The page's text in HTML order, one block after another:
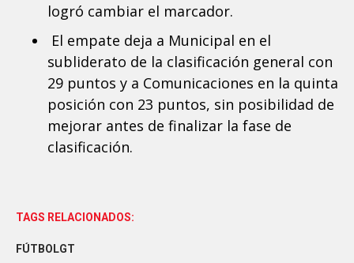
logró cambiar el marcador.
El empate deja a Municipal en el
subliderato de la clasificación general con
29 puntos y a Comunicaciones en la quinta
posición con 23 puntos, sin posibilidad de
mejorar antes de finalizar la fase de
clasificación.
TAGS RELACIONADOS:
FÚTBOLGT